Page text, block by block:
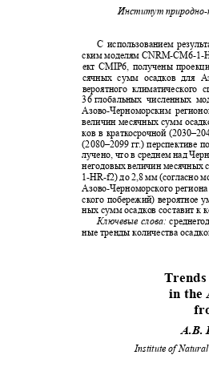
Институт природно-
С использованием
ским моделям CNRM-CM6-1-
ект CMIP6, получены
сячных сумм осадков для
вероятного климатического
36 глобальных численных
Азово-Черноморским
величин месячных сумм
ков в краткосрочной(2030–
(2080–2099 гг.) перспективе
лучено, что в среднем над
негодовых величин месячных
1-HR-f2) до 2,8 мм (согласно
Азово-Черноморского
ского побережий) вероятное
ных сумм осадков составит к
Ключевые слова:
ные тренды количества
in the
A.B.
Institute of